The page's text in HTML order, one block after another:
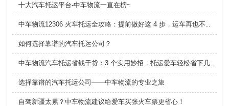
十大汽车托运平台-中车物流一直在榜~
如何选择靠谱的汽车托运公司？
中车物流汽车托运省钱干货：3 个实用妙招，托运爱车轻松省下几百元
选择靠谱的汽车托运公司——中车物流的专业之旅
自驾新疆太累？中车物流建议给爱车买张火车票更省心！